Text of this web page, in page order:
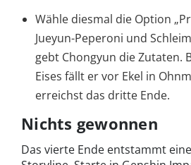
Wähle diesmal die Option
Jueyun-Peperoni und
gebt Chongyun die Zutaten.
Eises fällt er vor Ekel in
erreichst das dritte Ende.
Nichts gewonnen
Das vierte Ende entstammt